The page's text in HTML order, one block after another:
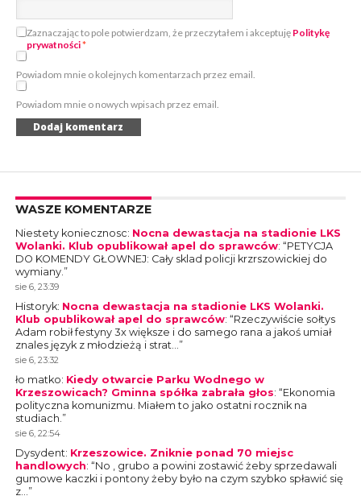
Zaznaczając to pole potwierdzam, że przeczytałem i akceptuję Politykę
prywatności*
Powiadom mnie o kolejnych komentarzach przez email.
Powiadom mnie o nowych wpisach przez email.
WASZE KOMENTARZE
Niestety koniecznosc: Nocna dewastacja na stadionie LKS
Wolanki. Klub opublikował apel do sprawców: “PETYCJA
DO KOMENDY GŁOWNEJ: Cały sklad policji krzrszowickiej do
wymiany.”
sie 6, 23:39
Historyk: Nocna dewastacja na stadionie LKS Wolanki.
Klub opublikował apel do sprawców: “Rzeczywiście sołtys
Adam robił festyny 3x większe i do samego rana a jakoś umiał
znales język z młodzieżą i strat…”
sie 6, 23:32
ło matko: Kiedy otwarcie Parku Wodnego w
Krzeszowicach? Gminna spółka zabrała głos: “Ekonomia
polityczna komunizmu. Miałem to jako ostatni rocznik na
studiach.”
sie 6, 22:54
Dysydent: Krzeszowice. Zniknie ponad 70 miejsc
handlowych: “No , grubo a powini zostawić żeby sprzedawali
gumowe kaczki i pontony żeby było na czym szybko spławić się
z…”